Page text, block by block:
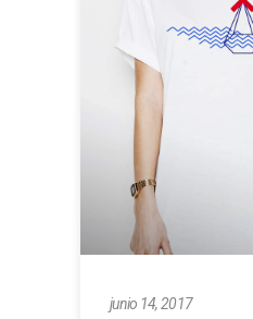
junio 14, 2017